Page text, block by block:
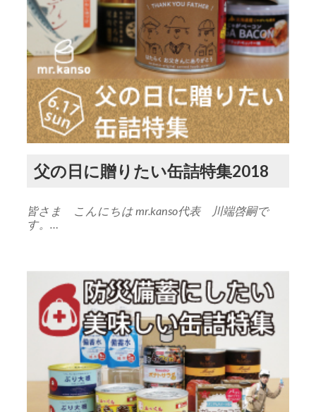
父の日に贈りたい缶詰特集2018
皆さま こんにちは mr.kanso代表 川端啓嗣で
す。…